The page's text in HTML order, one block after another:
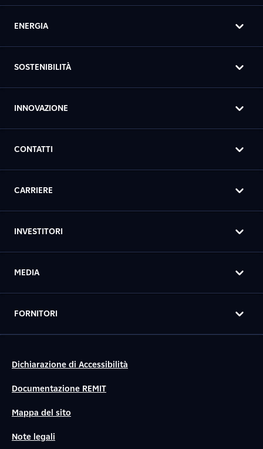
ENERGIA
SOSTENIBILITÀ
INNOVAZIONE
CONTATTI
CARRIERE
INVESTITORI
MEDIA
FORNITORI
Dichiarazione di Accessibilità
Documentazione REMIT
Mappa del sito
Note legali